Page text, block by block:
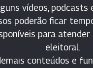
vídeos, podcasts
poderão ficar
para
eleitoral.
conteúdos e